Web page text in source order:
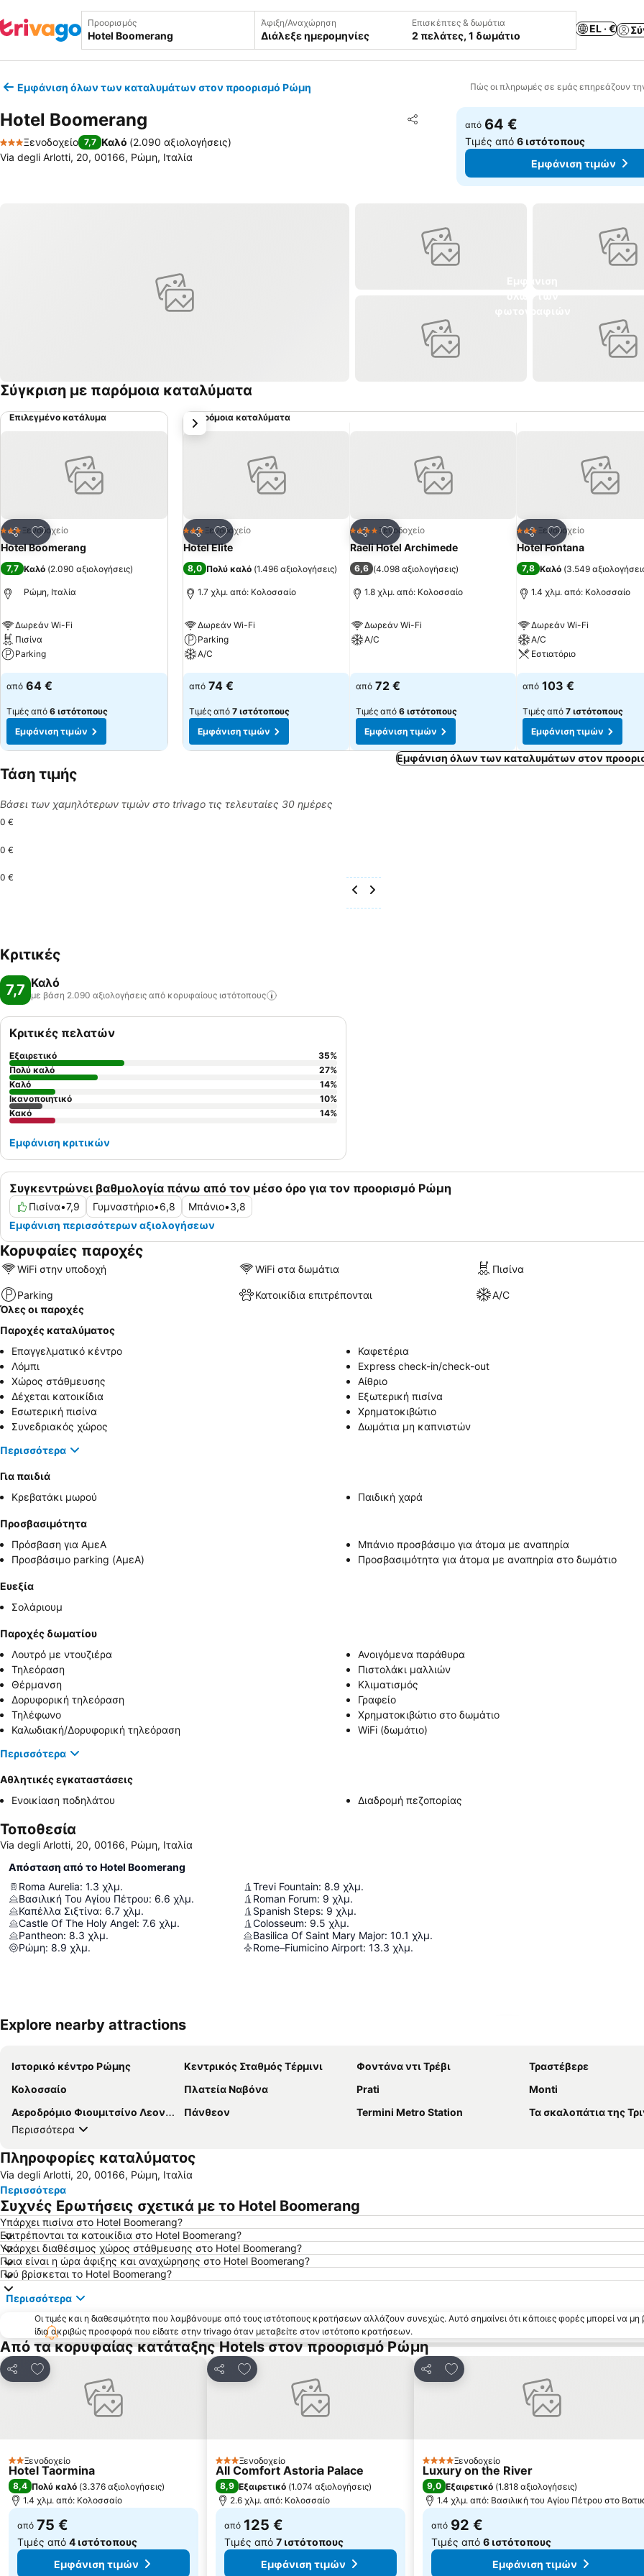
Προορισμός Άφιξη/Αναχώρηση
Διάλεξε ημερομηνίες
Επισκέπτες & δωμάτια
2 πελάτες, 1 δωμάτιο
EL · €
Εμφάνιση όλων των καταλυμάτων στον προορισμό Ρώμη Πώς οι πληρωμές σε εμάς επηρεάζουν
Hotel Boomerang Κοινοποίηση
Προσθήκη στα αγαπημένα
3 Αστέρια
Ξενοδοχείο 7,7 Καλό (2.090 αξιολογήσεις)
Via degli Arlotti, 20, 00166, Ρώμη, Ιταλία
από 64 €
Τιμές από6 ιστότοπους
Εμφάνιση τιμών
Σύγκριση με παρόμοια καταλύματα
Επιλεγμένο κατάλυμα
Κοινοποίηση
Προσθήκη στα αγαπημένα
3 ΑστέριαΞενοδοχείο
Hotel Boomerang
7,7 Καλό (2.090 αξιολογήσεις)
Ρώμη, Ιταλία
Δωρεάν Wi-Fi
Πισίνα
Parking
Εμφάνιση τιμών
από 64 €
Τιμές από 6 ιστότοπους
Εμφάνιση τιμών
Παρόμοια καταλύματα
Κοινοποίηση
Προσθήκη στα αγαπημένα
3 ΑστέριαΞενοδοχείο
Hotel Elite
8,0 Πολύ καλό (1.496 αξιολογήσεις)
1.7 χλμ. από: Κολοσσαίο
Δωρεάν Wi-Fi
Parking
A/C
Εμφάνιση τιμών
από 74 €
Τιμές από 7 ιστότοπους
Εμφάνιση τιμών
Κοινοποίηση
Προσθήκη στα αγαπημένα
4 ΑστέριαΞενοδοχείο
Raeli Hotel Archimede
6,6 (4.098 αξιολογήσεις)
1.8 χλμ. από: Κολοσσαίο
Δωρεάν Wi-Fi
A/C
από 72 €
Τιμές από 6 ιστότοπους
Εμφάνιση τιμών
Κοινοποίηση
Προσθήκη στα
3 ΑστέριαΞενοδοχείο
Hotel Fontana
7,8 Καλό (3.549
1.4 χλμ. από: Κολοσσαίο
Δωρεάν Wi-Fi
A/C
Εστιατόριο
Εμφάνιση τιμών
από 103 €
Τιμές από 7 ιστότοπους
Εμφάνιση τιμών
επόμενο
Εμφάνιση όλων των καταλυμάτων στον
Τάση τιμής
Βάσει των χαμηλότερων τιμών στο trivago τις τελευταίες 30 ημέρες
0 €
0 €
0 €
Κριτικές
7,7 Καλό
με βάση 2.090 αξιολογήσεις από κορυφαίους ιστότοπους
Συγκεντρώνει βαθμολογία πάνω από τον μέσο όρο για τον προορισμό Ρώμη
Πισίνα•7,9 Γυμναστήριο•6,8 Μπάνιο•3,8
Εμφάνιση περισσότερων αξιολογήσεων
Κριτικές πελατών
Εξαιρετικό 35%
Πολύ καλό
27%
Καλό
14%
Ικανοποιητικό
10%
Κακό
14%
Εμφάνιση κριτικών
Κορυφαίες παροχές
WiFi στην υποδοχή WiFi στα δωμάτια Πισίνα
Parking Κατοικίδια επιτρέπονται
A/C
Όλες οι παροχές
Παροχές καταλύματος
Επαγγελματικό κέντρο
Καφετέρια
Λόμπι
Express check-in/check-out
Χώρος στάθμευσης
Αίθριο
Δέχεται κατοικίδια
Εξωτερική πισίνα
Εσωτερική πισίνα
Χρηματοκιβώτιο
Συνεδριακός χώρος
Δωμάτια μη καπνιστών
Περισσότερα
Για παιδιά
Κρεβατάκι μωρού
Παιδική χαρά
Προσβασιμότητα
Πρόσβαση για ΑμεΑ
Μπάνιο προσβάσιμο για άτομα με αναπηρία
Προσβάσιμο parking (ΑμεΑ)
Προσβασιμότητα για άτομα με αναπηρία στο δωμάτιο
Ευεξία
Σολάριουμ
Παροχές δωματίου
Λουτρό με ντουζιέρα
Ανοιγόμενα παράθυρα
Τηλεόραση
Πιστολάκι μαλλιών
Θέρμανση
Κλιματισμός
Δορυφορική τηλεόραση
Γραφείο
Τηλέφωνο
Χρηματοκιβώτιο στο δωμάτιο
Καλωδιακή/Δορυφορική τηλεόραση
WiFi (δωμάτιο)
Περισσότερα
Αθλητικές εγκαταστάσεις
Ενοικίαση ποδηλάτου
Διαδρομή πεζοπορίας
Τοποθεσία
Via degli Arlotti, 20, 00166, Ρώμη, Ιταλία
Απόσταση από το Hotel Boomerang
Roma Aurelia: 1.3 χλμ.
Βασιλική Του Αγίου Πέτρου: 6.6 χλμ.
Καπέλλα Σιξτίνα: 6.7 χλμ.
Castle Of The Holy Angel: 7.6 χλμ.
Pantheon: 8.3 χλμ.
Ρώμη: 8.9 χλμ.
Trevi Fountain: 8.9 χλμ.
Roman Forum: 9 χλμ.
Spanish Steps: 9 χλμ.
Colosseum: 9.5 χλμ.
Basilica Of Saint Mary Major: 10.1 χλμ.
Rome–Fiumicino Airport: 13.3 χλμ.
Explore nearby attractions
Ιστορικό κέντρο Ρώμης Κεντρικός Σταθμός Τέρμινι Φοντάνα ντι Τρέβι
Τραστέβερε
Κολοσσαίο
Πλατεία Ναβόνα Prati
Monti
Αεροδρόμιο Φιουμιτσίνο Λεονάρντο Ντα Βίντσι
Πάνθεον Termini Metro Station
Τα σκαλοπάτια της Τρινιτά
Περισσότερα
Πληροφορίες καταλύματος
Via degli Arlotti, 20, 00166, Ρώμη, Ιταλία
Περισσότερα
Συχνές Ερωτήσεις σχετικά με το Hotel Boomerang
Υπάρχει πισίνα στο Hotel Boomerang?
Επιτρέπονται τα κατοικίδια στο Hotel Boomerang?
Υπάρχει διαθέσιμος χώρος στάθμευσης στο Hotel Boomerang?
Ποια είναι η ώρα άφιξης και αναχώρησης στο Hotel Boomerang?
Πού βρίσκεται το Hotel Boomerang?
Περισσότερα
Οι τιμές και η διαθεσιμότητα που λαμβάνουμε από τους ιστότοπους κρατήσεων αλλάζουν συνεχώς. Αυτό σημαίνει ότι κάποιες φορές μπορεί να μη
ίδια ακριβώς προσφορά που είδατε στην trivago όταν μεταβείτε στον ιστότοπο κρατήσεων.
Από τα κορυφαίας κατάταξης Hotels στον προορισμό Ρώμη
Κοινοποίηση
Προσθήκη στα αγαπημένα
2 Αστέρια
Ξενοδοχείο
Hotel Taormina
8,4 Πολύ καλό (3.376 αξιολογήσεις)
1.4 χλμ. από: Κολοσσαίο
από 75 €
Τιμές από 4 ιστότοπους
Εμφάνιση τιμών
Κοινοποίηση
Προσθήκη στα αγαπημένα
3 ΑστέριαΞενοδοχείο
All Comfort Astoria Palace
8,9 Εξαιρετικό (1.074 αξιολογήσεις)
2.6 χλμ. από: Κολοσσαίο
από 125 €
Τιμές από 7 ιστότοπους
Εμφάνιση τιμών
Κοινοποίηση
Προσθήκη στα αγαπημένα
4 ΑστέριαΞενοδοχείο
Luxury on the River
9,0 Εξαιρετικό (1.818 αξιολογήσεις)
1.4 χλμ. από: Βασιλική του Αγίου Πέτρου στο
από 92 €
Τιμές από 6 ιστότοπους
Εμφάνιση τιμών